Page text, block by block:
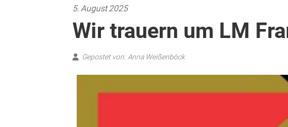
5. August 2025
Wir trauern um LM
Gepostet von: Anna Weißenböck